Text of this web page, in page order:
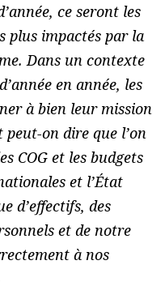
ce seront les
plus impactés par la
Dans un contexte
en année, les
à bien leur mission
on dire que l’on
COG et les budgets
et l’État
d’effectifs, des
et de notre
à nos